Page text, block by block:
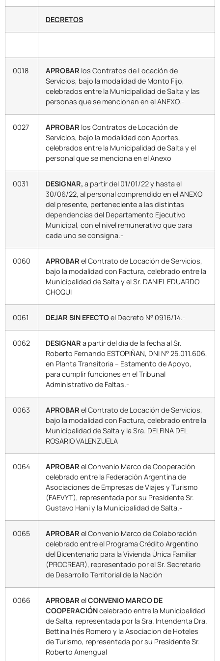
DECRETOS
0018 APROBAR los Contratos de Locación de
Servicios, bajo la modalidad de Monto Fijo,
celebrados entre la Municipalidad de Salta y las
personas que se mencionan en el ANEXO.-
0027 APROBAR los Contratos de Locación de
Servicios, bajo la modalidad con Aportes,
celebrados entre la Municipalidad de Salta y el
personal que se menciona en el Anexo
0031 DESIGNAR, a partir del 01/01/22 y hasta el
30/06/22, al personal comprendido en el ANEXO
del presente, perteneciente a las distintas
dependencias del Departamento Ejecutivo
Municipal, con el nivel remunerativo que para
cada uno se consigna.-
0060 APROBAR el Contrato de Locación de Servicios,
bajo la modalidad con Factura, celebrado entre la
Municipalidad de Salta y el Sr. DANIEL EDUARDO
CHOQUI
0061 DEJAR SIN EFECTOel Decreto N° 0916/14.-
0062 DESIGNAR a partir del día de la fecha al Sr.
Roberto Fernando ESTOPIÑAN, DNI N° 25.011.606,
en Planta Transitoria – Estamento de Apoyo,
para cumplir funciones en el Tribunal
Administrativo de Faltas.-
0063 APROBAR el Contrato de Locación de Servicios,
bajo la modalidad con Factura, celebrado entre la
Municipalidad de Salta y la Sra. DELFINA DEL
ROSARIO VALENZUELA
0064 APROBAR el Convenio Marco de Cooperación
celebrado entre la Federación Argentina de
Asociaciones de Empresas de Viajes y Turismo
(FAEVYT), representada por su Presidente Sr.
Gustavo Hani y la Municipalidad de Salta.-
0065 APROBAR el Convenio Marco de Colaboración
celebrado entre el Programa Crédito Argentino
del Bicentenario para la Vivienda Única Familiar
(PROCREAR), representado por el Sr. Secretario
de Desarrollo Territorial de la Nación
0066 APROBAR elCONVENIO MARCO DE
COOPERACIÓNcelebrado entre la Municipalidad
de Salta, representada por la Sra. Intendenta Dra.
Bettina Inés Romero y la Asociacion de Hoteles
de Turismo, representada por su Presidente Sr.
Roberto Amengual